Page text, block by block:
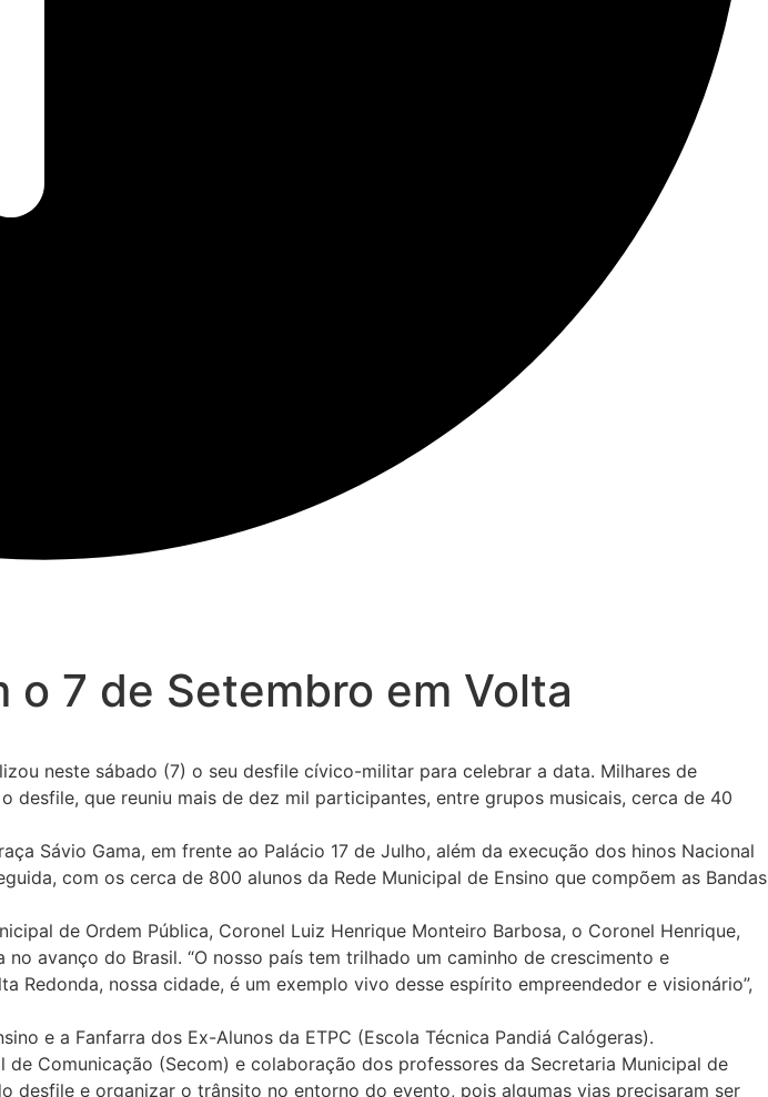
7 de Setembro em Volta
neste sábado (7) o seu desfile cívico-militar para celebrar a data. Milhares de
desfile, que reuniu mais de dez mil participantes, entre grupos musicais, cerca de 40
Sávio Gama, em frente ao Palácio 17 de Julho, além da execução dos hinos Nacional
com os cerca de 800 alunos da Rede Municipal de Ensino que compõem as Bandas
de Ordem Pública, Coronel Luiz Henrique Monteiro Barbosa, o Coronel Henrique,
avanço do Brasil. “O nosso país tem trilhado um caminho de crescimento e
nossa cidade, é um exemplo vivo desse espírito empreendedor e visionário”,
e a Fanfarra dos Ex-Alunos da ETPC (Escola Técnica Pandiá Calógeras).
Comunicação (Secom) e colaboração dos professores da Secretaria Municipal de
desfile e organizar o trânsito no entorno do evento, pois algumas vias precisaram ser